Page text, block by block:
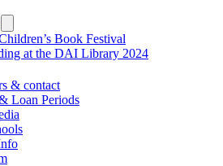
submenu Book Festival
at the DAI Library 2024
& contact
Loan Periods